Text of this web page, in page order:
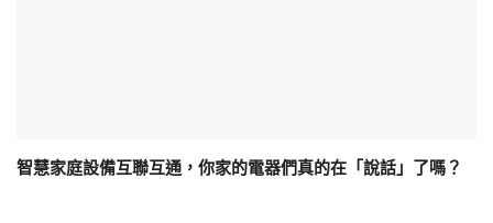
智慧家庭設備互聯互通，你家的電器們真的在「說話」了嗎？